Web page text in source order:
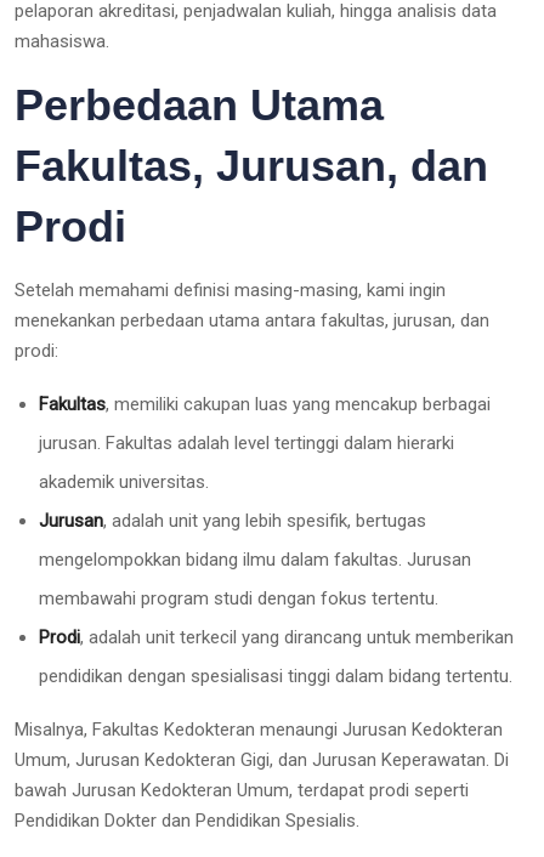
pelaporan akreditasi, penjadwalan kuliah, hingga analisis data
mahasiswa.
Perbedaan Utama
Fakultas, Jurusan, dan
Prodi
Setelah memahami definisi masing-masing, kami ingin
menekankan perbedaan utama antara fakultas, jurusan, dan
prodi:
Fakultas, memiliki cakupan luas yang mencakup berbagai
jurusan. Fakultas adalah level tertinggi dalam hierarki
akademik universitas.
Jurusan, adalah unit yang lebih spesifik, bertugas
mengelompokkan bidang ilmu dalam fakultas. Jurusan
membawahi program studi dengan fokus tertentu.
Prodi, adalah unit terkecil yang dirancang untuk memberikan
pendidikan dengan spesialisasi tinggi dalam bidang tertentu.
Misalnya, Fakultas Kedokteran menaungi Jurusan Kedokteran
Umum, Jurusan Kedokteran Gigi, dan Jurusan Keperawatan. Di
bawah Jurusan Kedokteran Umum, terdapat prodi seperti
Pendidikan Dokter dan Pendidikan Spesialis.